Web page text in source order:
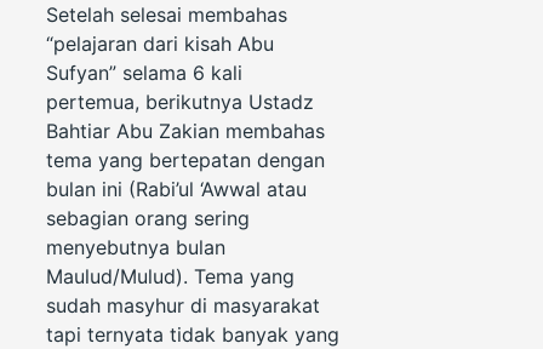
Setelah selesai membahas
“pelajaran dari kisah Abu
Sufyan” selama 6 kali
pertemua, berikutnya Ustadz
Bahtiar Abu Zakian membahas
tema yang bertepatan dengan
bulan ini (Rabi’ul ‘Awwal atau
sebagian orang sering
menyebutnya bulan
Maulud/Mulud). Tema yang
sudah masyhur di masyarakat
tapi ternyata tidak banyak yang